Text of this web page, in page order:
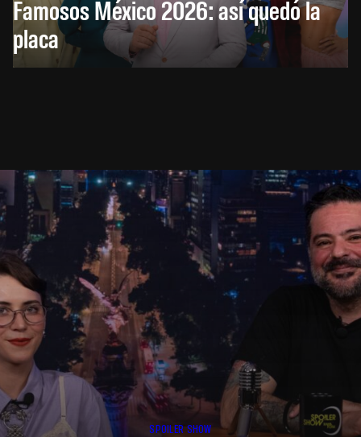
Famosos México 2026: así quedó la
placa
SPOILER SHOW